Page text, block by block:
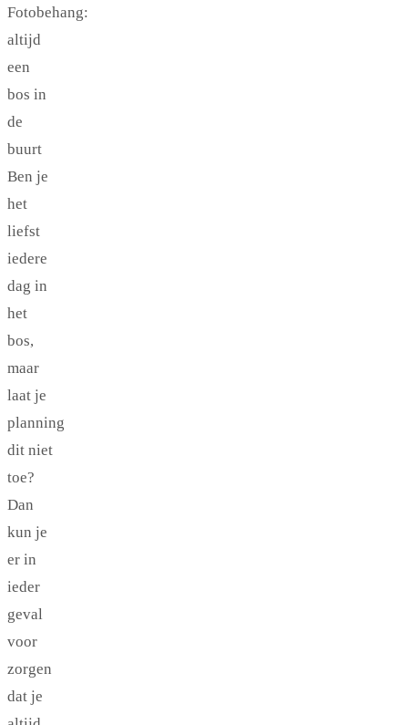
Fotobehang:
altijd
een
bos in
de
buurt
Ben je
het
liefst
iedere
dag in
het
bos,
maar
laat je
planning
dit niet
toe?
Dan
kun je
er in
ieder
geval
voor
zorgen
dat je